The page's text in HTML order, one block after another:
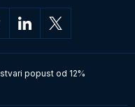
popust od 12%